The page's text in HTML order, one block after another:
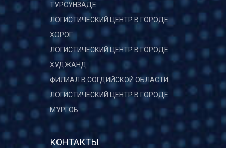
ТУРСУНЗАДЕ
ЛОГИСТИЧЕСКИЙ ЦЕНТР В ГОРОДЕ
ХОРОГ
ЛОГИСТИЧЕСКИЙ ЦЕНТР В ГОРОДЕ
ХУДЖАНД
ФИЛИАЛ В СОГДИЙСКОЙ ОБЛАСТИ
ЛОГИСТИЧЕСКИЙ ЦЕНТР В ГОРОДЕ
МУРГОБ
КОНТАКТЫ